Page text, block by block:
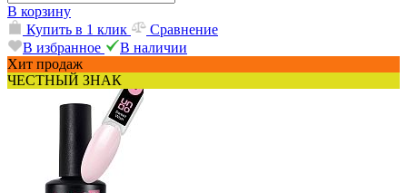
В корзину
Купить в 1 клик
Сравнение
В избранное
В наличии
Хит продаж
ЧЕСТНЫЙ ЗНАК